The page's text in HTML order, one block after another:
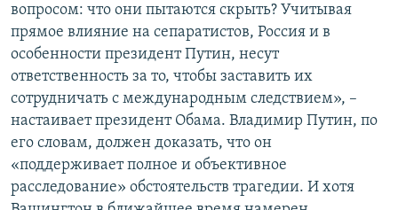
вопросом: что они пытаются скрыть? Учитывая
прямое влияние на сепаратистов, Россия и в
особенности президент Путин, несут
ответственность за то, чтобы заставить их
сотрудничать с международным следствием», –
настаивает президент Обама. Владимир Путин, по
его словам, должен доказать, что он
«поддерживает полное и объективное
расследование» обстоятельств трагедии. И хотя